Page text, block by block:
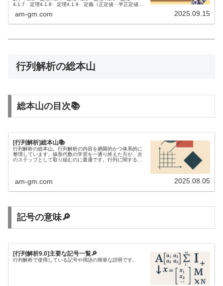
4.1.7 定理4.1.8 定理4.1.9 定義（正定値・半正定値・
am-gm.com 2025.09.15
行列解析の総本山
総本山の目次📚
[行列解析]総本山📚
行列解析の総本山。行列解析の内容を網羅的かつ体系的に
整理しています。線形代数の学習を一通り終えた方が、次
のステップとして取り組むのに最適です。行列に関する不
am-gm.com 2025.08.05
記号の意味🔎
[行列解析9.0]主要な記号一覧🔎
行列解析で使用している記号や用語の簡単な説明です。